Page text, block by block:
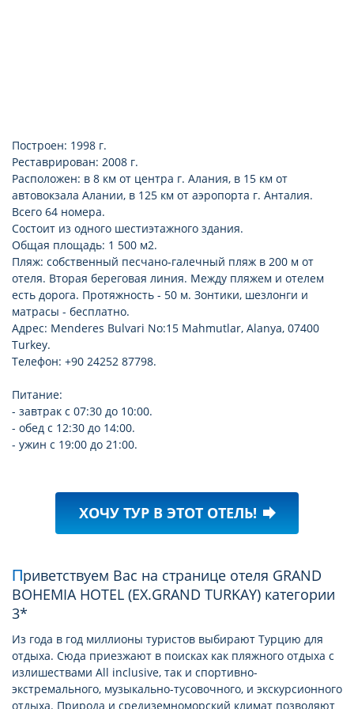
Построен: 1998 г.
Реставрирован: 2008 г.
Расположен: в 8 км от центра г. Алания, в 15 км от
автовокзала Алании, в 125 км от аэропорта г. Анталия.
Всего 64 номера.
Состоит из одного шестиэтажного здания.
Общая площадь: 1 500 м2.
Пляж: собственный песчано-галечный пляж в 200 м от
отеля. Вторая береговая линия. Между пляжем и отелем
есть дорога. Протяжность - 50 м. Зонтики, шезлонги и
матрасы - бесплатно.
Адрес: Menderes Bulvari No:15 Mahmutlar, Alanya, 07400
Turkey.
Телефон: +90 24252 87798.
Питание:
- завтрак с 07:30 до 10:00.
- обед с 12:30 до 14:00.
- ужин с 19:00 до 21:00.
ХОЧУ ТУР В ЭТОТ ОТЕЛЬ! forward
Приветствуем Вас на странице отеля GRAND
BOHEMIA HOTEL (EX.GRAND TURKAY) категории
3*
Из года в год миллионы туристов выбирают Турцию для
отдыха. Сюда приезжают в поисках как пляжного отдыха с
излишествами All inclusive, так и спортивно-
экстремального, музыкально-тусовочного, и экскурсионного
отдыха. Природа и средиземноморский климат позволяют